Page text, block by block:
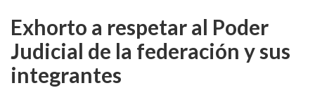
Exhorto a respetar al Poder
Judicial de la federación y sus
integrantes